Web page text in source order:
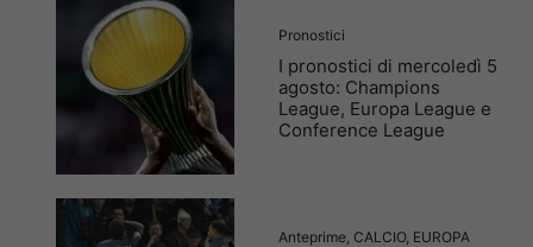
Pronostici
I pronostici di mercoledì 5
agosto: Champions
League, Europa League e
Conference League
Anteprime CALCIO, EUROPA